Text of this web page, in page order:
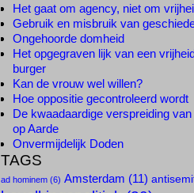
Het gaat om agency, niet om
Gebruik en misbruik van
Ongehoorde domheid
Het opgegraven lijk van een
burger
Kan de vrouw wel willen?
Hoe oppositie gecontroleerd wordt
De kwaadaardige verspreiding
op Aarde
Onvermijdelijk Doden
TAGS
ad hominem (6) Amsterdam (11)